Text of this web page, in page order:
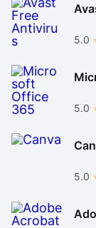
5.0
5.0
5.0